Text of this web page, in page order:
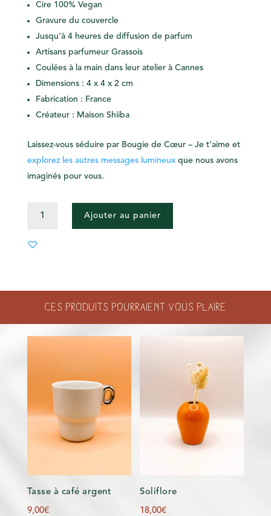
Cire 100% Vegan
Gravure du couvercle
Jusqu’à 4 heures de diffusion de parfum
Artisans parfumeur Grassois
Coulées à la main dans leur atelier à Cannes
Dimensions : 4 x 4 x 2 cm
Fabrication : France
Créateur : Maison Shiiba
Laissez-vous séduire par Bougie de Cœur – Je t’aimeet
explorez les autres messages lumineuxque nous avons
imaginés pour vous.
DE
JE
T'AIME
Ajouter au panier
Ces produits pourraient vous plaire
Tasse à café argent
9,00€
Soliflore
18,00€